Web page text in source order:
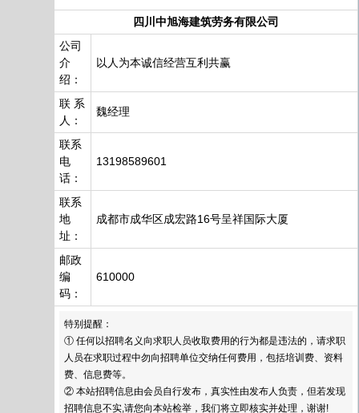
四川中旭海建筑劳务有限公司
公司
介
绍：
以人为本诚信经营互利共赢
联 系
人：
魏经理
联系
电
话：
13198589601
联系
地
址：
成都市成华区成宏路16号呈祥国际大厦
邮政
编
码：
610000
特别提醒：
① 任何以招聘名义向求职人员收取费用的行为都是违法的，请求职
人员在求职过程中勿向招聘单位交纳任何费用，包括培训费、资料
费、信息费等。
② 本站招聘信息由会员自行发布，真实性由发布人负责，但若发现
招聘信息不实,请您向本站检举，我们将立即核实并处理，谢谢!